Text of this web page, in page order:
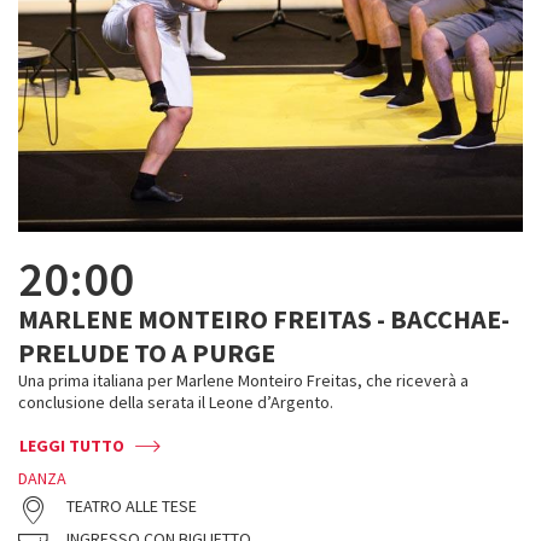
20:00
MARLENE MONTEIRO FREITAS - BACCHAE-
PRELUDE TO A PURGE
Una prima italiana per Marlene Monteiro Freitas, che riceverà a
conclusione della serata il Leone d’Argento.
LEGGI TUTTO
DANZA
TEATRO ALLE TESE